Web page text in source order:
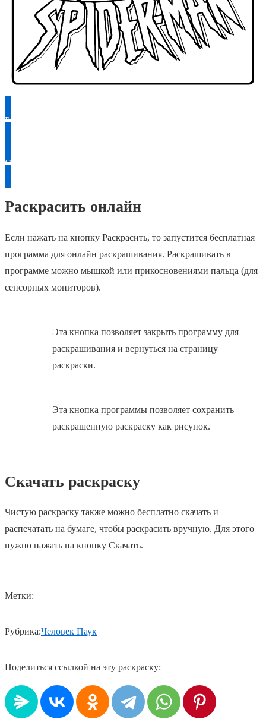
Раскрасить
Скачать
Раскрасить онлайн
Если нажать на кнопку Раскрасить, то запустится бесплатная
программа для онлайн раскрашивания. Раскрашивать в
программе можно мышкой или прикосновениями пальца (для
сенсорных мониторов).
Эта кнопка позволяет закрыть программу для
раскрашивания и вернуться на страницу
раскраски.
Эта кнопка программы позволяет сохранить
раскрашенную раскраску как рисунок.
Скачать раскраску
Чистую раскраску также можно бесплатно скачать и
распечатать на бумаге, чтобы раскрасить вручную. Для этого
нужно нажать на кнопку Скачать.
Метки:
Рубрика:Человек Паук
Поделиться ссылкой на эту раскраску: